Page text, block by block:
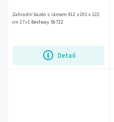
Detail
Zahradní bazén s rámem 412 x 201 x 122
cm 17v1 Bestway 56722